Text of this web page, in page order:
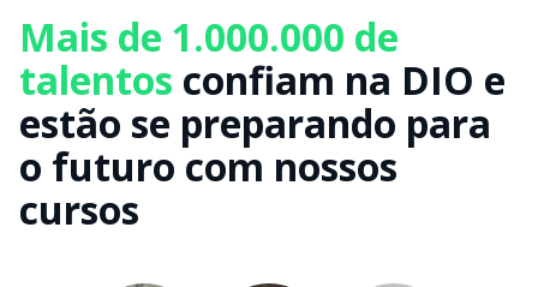
Mais de 1.000.000 de
talentos confiam na DIO e
estão se preparando para
o futuro com nossos
cursos